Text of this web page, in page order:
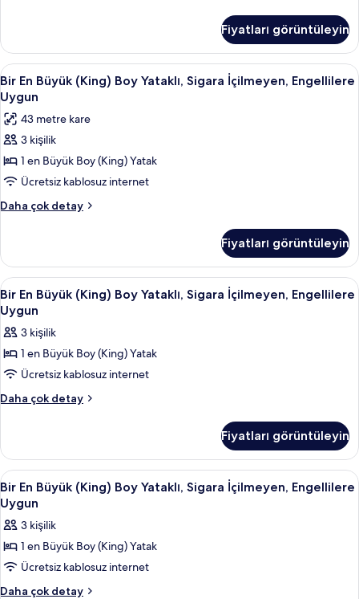
BATH
SUITE
NONSMOK
için
tüm
fotoğrafları
görün
BEDS
BDRM
2
BATH
SUITE
NONSMOK
hakkında
daha
fazla
Fiyatları görüntüleyin
Bir
En
Büyük
(King)
Boy
Yataklı,
Sigara
İçilmeyen,
için
tüm
fotoğrafları
görün
Kablolu TV kanalları bulunan 32 inç
5
Bir En Büyük (King) Boy Yataklı, Sigara İçilmeyen, Engellilere
Uygun
43 metre kare
3 kişilik
1 en Büyük Boy (King) Yatak
Ücretsiz kablosuz internet
Daha çok detay
Bir
Boy
Yataklı,
Sigara
İçilmeyen,
Engellilere
Uygun
hakkında
fazla
detay
Fiyatları görüntüleyin
Bir
En
Büyük
(King)
Boy
Yataklı,
Sigara
Uygun
için
tüm
fotoğrafları
görün
Masa, ütü/ütü masası, ücretsiz beşik/
4
Bir En Büyük (King) Boy Yataklı, Sigara İçilmeyen, Engellilere
Uygun
3 kişilik
1 en Büyük Boy (King) Yatak
Ücretsiz kablosuz internet
Daha çok detay
Bir
Boy
Yataklı,
Sigara
İçilmeyen,
Engellilere
Uygun
hakkında
fazla
detay
Fiyatları görüntüleyin
Bir
En
Büyük
(King)
Boy
Yataklı,
Sigara
Masa, ütü/ütü masası, ücretsiz beşik/
4
Bir En Büyük (King) Boy Yataklı, Sigara İçilmeyen, Engellilere
Uygun
3 kişilik
1 en Büyük Boy (King) Yatak
Ücretsiz kablosuz internet
Daha çok detay
Bir